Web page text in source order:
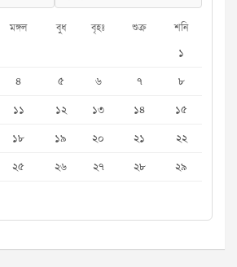
মঙ্গল বুধ বৃহঃ শুক্র শনি
১
৪ ৫ ৬ ৭
৮
১১ ১২ ১৩ ১৪
১৫
১৮ ১৯ ২০ ২১
২২
২৫ ২৬ ২৭ ২৮
২৯